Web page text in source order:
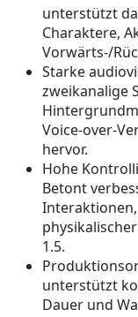
unterstützt
Charaktere,
Vorwärts-/
Starke
zweikanalige
Voice-over-
hervor.
Hohe
Betont
1.5.
unterstützt
Dauer und